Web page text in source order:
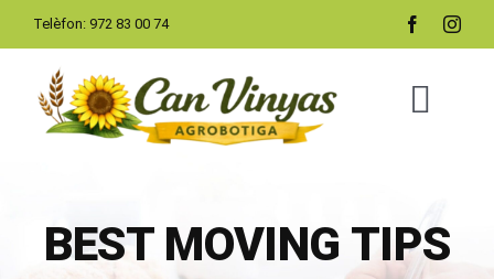
to
content
Telèfon: 972 83 00 74
BEST MOVING TIPS